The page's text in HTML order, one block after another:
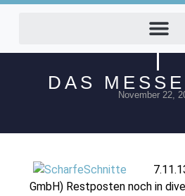
DAS
November 22,
GmbH) Restposten noch in